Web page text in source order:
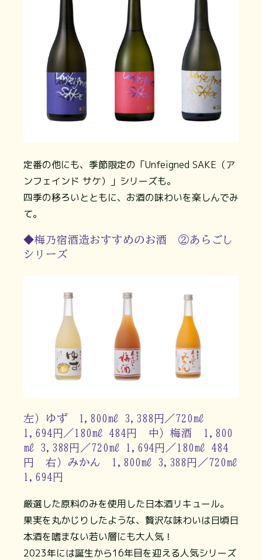
定番の他にも、季節限定の「Unfeigned SAKE（ア
ンフェインド サケ）」シリーズも。
四季の移ろいとともに、お酒の味わいを楽しんでみ
て。
◆梅乃宿酒造おすすめのお酒 ②あらごし
シリーズ
左）ゆず 1,800㎖ 3,388円／720㎖
1,694円／180㎖ 484円 中）梅酒 1,800
㎖ 3,388円／720㎖ 1,694円／180㎖ 484
円 右）みかん 1,800㎖ 3,388円／720㎖
1,694円
厳選した原料のみを使用した日本酒リキュール。
果実を丸かじりしたような、贅沢な味わいは日頃日
本酒を嗜まない若い層にも大人気！
2023年には誕生から16年目を迎える人気シリーズ